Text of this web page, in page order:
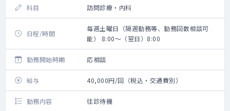
科目 訪問診療・内科
日程/時間
毎週土曜日（隔週勤務等、勤務回数相談可
能） 8:00～（翌日）8:00
勤務開始時期 応相談
給与 40,000円/回（税込・交通費別）
勤務内容 往診待機